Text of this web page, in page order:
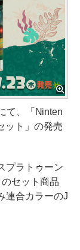
て、「Ninten
ット」の発売
プラトゥーン
セット商品
連合カラーのJ